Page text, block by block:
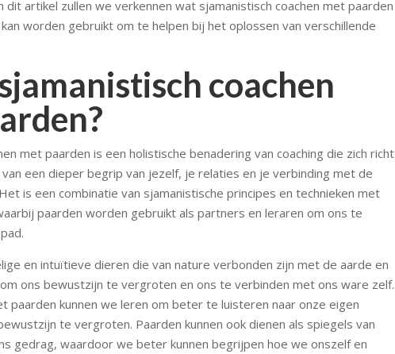
dit artikel zullen we verkennen wat sjamanistisch coachen met paarden
worden gebruikt om te helpen bij het oplossen van verschillende
coachen
met paarden is een holistische benadering van coaching die zich richt
een dieper begrip van jezelf, je relaties en je verbinding met de
is een combinatie van sjamanistische principes en technieken met
paarden worden gebruikt als partners en leraren om ons te
en intuïtieve dieren die van nature verbonden zijn met de aarde en
ons bewustzijn te vergroten en ons te verbinden met ons ware zelf.
paarden kunnen we leren om beter te luisteren naar onze eigen
te vergroten. Paarden kunnen ook dienen als spiegels van
gedrag, waardoor we beter kunnen begrijpen hoe we onszelf en